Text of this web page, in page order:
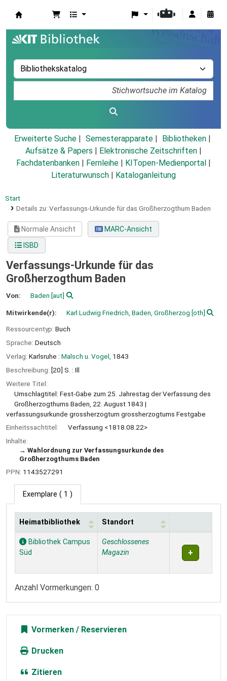
Erweiterte Suche Semesterapparate
Bibliotheken
Aufsätze & Papers
Elektronische Zeitschriften
Fachdatenbanken
Fernleihe KITopen-Medienportal
Literaturwunsch
Kataloganleitung
Start
Details zu: Verfassungs-Urkunde für das Großherzogthum Baden
Normale Ansicht
MARC-Ansicht
ISBD
Verfassungs-Urkunde für das
Großherzogthum Baden
Von: Baden [aut]
Mitwirkende(r): Karl Ludwig Friedrich, Baden, Großherzog [oth]
Ressourcentyp: Buch
Sprache: Deutsch
Verlag: Karlsruhe : Malsch u. Vogel, 1843
Beschreibung: [20] S. : Ill
Weitere Titel:
Umschlagtitel: Fest-Gabe zum 25. Jahrestag der Verfassung des
Großherzogthums Baden, 22. August 1843
verfassungsurkunde grossherzogtum grossherzogtums Festgabe
Einheitssachtitel:
Verfassung <1818.08.22>
Inhalte:
Wahlordnung zur Verfassungsurkunde des
Großherzogthums Baden
PPN: 1143527291
Exemplare ( 1 )
Exemplare
Heimatbibliothek Standort
Bibliothek Campus
Süd
Geschlossenes
Magazin
Anzahl Vormerkungen: 0
Vormerken
Drucken
Zitieren